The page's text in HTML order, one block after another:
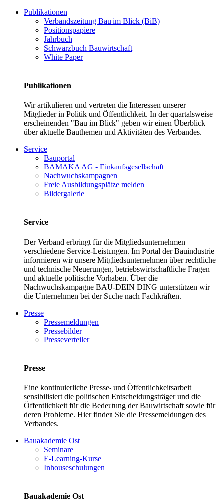
Publikationen
Verbandszeitung Bau im Blick (BiB)
Positionspapiere
Jahrbuch
Schwarzbuch Bauwirtschaft
White Paper
Publikationen
Wir artikulieren und vertreten die Interessen unserer
Mitglieder in Politik und Öffentlichkeit. In der quartalsweise
erscheinenden "Bau im Blick" geben wir einen Überblick
über aktuelle Bauthemen und Aktivitäten des Verbandes.
Service
Bauportal
BAMAKA AG - Einkaufsgesellschaft
Nachwuchskampagnen
Freie Ausbildungsplätze melden
Bildergalerie
Service
Der Verband erbringt für die Mitgliedsunternehmen
verschiedene Service-Leistungen. Im Portal der Bauindustrie
informieren wir unsere Mitgliedsunternehmen über rechtliche
und technische Neuerungen, betriebswirtschaftliche Fragen
und aktuelle politische Vorhaben. Über die
Nachwuchskampagne BAU-DEIN DING unterstützen wir
die Unternehmen bei der Suche nach Fachkräften.
Presse
Pressemeldungen
Pressebilder
Presseverteiler
Presse
Eine kontinuierliche Presse- und Öffentlichkeitsarbeit
sensibilisiert die politischen Entscheidungsträger und die
Öffentlichkeit für die Bedeutung der Bauwirtschaft sowie für
deren Probleme. Hier finden Sie die Pressemeldungen des
Verbandes.
Bauakademie Ost
Seminare
E-Learning-Kurse
Inhouseschulungen
Bauakademie Ost